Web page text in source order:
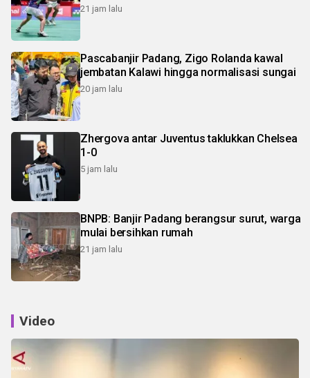
21 jam lalu
Pascabanjir Padang, Zigo Rolanda kawal
jembatan Kalawi hingga normalisasi sungai
20 jam lalu
Zhergova antar Juventus taklukkan Chelsea
1-0
5 jam lalu
BNPB: Banjir Padang berangsur surut, warga
mulai bersihkan rumah
21 jam lalu
Video